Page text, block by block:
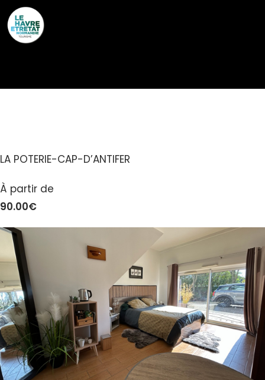
LA POTERIE-CAP-D’ANTIFER
À partir de
90.00€
Cookies management panel